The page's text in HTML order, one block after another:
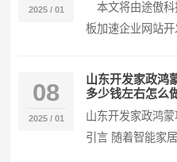
2025 / 01
本文将由途傲科
板加速企业网站
家在网站建设过
站的搭建…
08
2025 / 01
山东开发家政鸿
多少钱左右怎么
山东开发家政鸿蒙
引言 随着智能家